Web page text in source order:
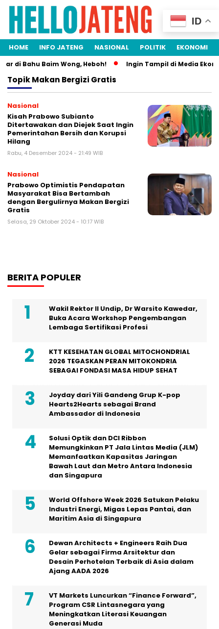
HOME INFO JATENG NASIONAL POLITIK EKONOMI
di Bahu Baim Wong, Heboh! Ingin Tampil di Media
TopikMakan Bergizi Gratis
Nasional
Kisah Prabowo Subianto
Ditertawakan dan Diejek Saat Ingin
Pemerintahan Bersih dan Korupsi
Hilang
Rabu, 4 Desember 2024 - 21:49 WIB
Nasional
Prabowo Optimistis Pendapatan
Masyarakat Bisa Bertambah
dengan Bergulirnya Makan Bergizi
Gratis
Selasa, 29 Oktober 2024 - 10:17 WIB
BERITA POPULER
Wakil Rektor II Undip, Dr Warsito Kawedar,
Buka Acara Workshop Pengembangan
Lembaga Sertifikasi Profesi
KTT KESEHATAN GLOBAL MITOCHONDRIAL
2026 TEGASKAN PERAN MITOKONDRIA
SEBAGAI FONDASI MASA HIDUP SEHAT
Joyday dari Yili Gandeng Grup K-pop
Hearts2Hearts sebagai Brand
Ambassador di Indonesia
Solusi Optik dan DCI Ribbon
Memungkinkan PT Jala Lintas Media (JLM)
Memanfaatkan Kapasitas Jaringan
Bawah Laut dan Metro Antara Indonesia
dan Singapura
World Offshore Week 2026 Satukan Pelaku
Industri Energi, Migas Lepas Pantai, dan
Maritim Asia di Singapura
Dewan Architects + Engineers Raih Dua
Gelar sebagai Firma Arsitektur dan
Desain Perhotelan Terbaik di Asia dalam
Ajang AADA 2026
VT Markets Luncurkan “Finance Forward”,
Program CSR Lintasnegara yang
Meningkatkan Literasi Keuangan
Generasi Muda
ID